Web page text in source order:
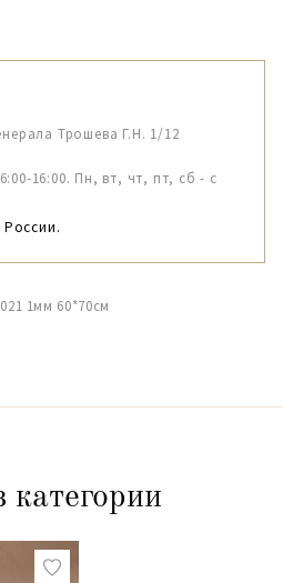
Трошева Г.Н. 1/12
16:00. Пн, вт, чт, пт, сб - с
1мм 60*70см